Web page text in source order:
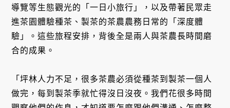
導覽等生態觀光的「一日小旅行」，以及帶著民眾走
進茶園體驗種茶、製茶的茶農農務日常的「深度體
驗」。這些旅程安排，背後全是兩人與茶農長時間磨
合的成果。
「坪林人力不足，很多茶農必須從種茶到製茶一個人
做完，每到製茶季就忙得沒日沒夜。我們花很多時間